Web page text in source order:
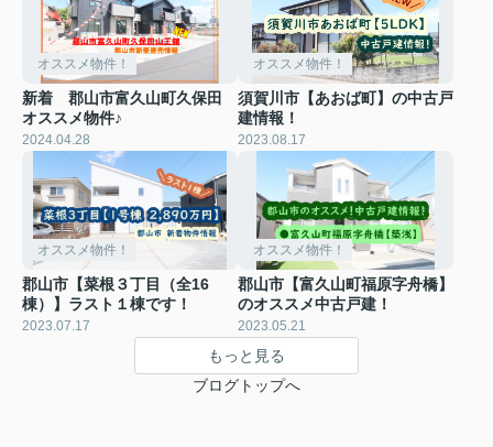
オススメ物件！
新着 郡山市富久山町久保田
オススメ物件♪
2024.04.28
オススメ物件！
須賀川市【あおば町】の中古戸
建情報！
2023.08.17
オススメ物件！
郡山市【菜根３丁目（全16
棟）】ラスト１棟です！
2023.07.17
オススメ物件！
郡山市【富久山町福原字舟橋】
のオススメ中古戸建！
2023.05.21
もっと見る
ブログトップへ